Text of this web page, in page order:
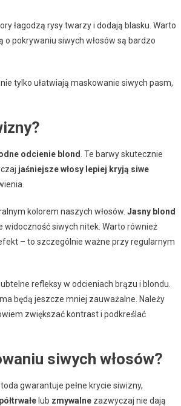
łagodzą rysy twarzy i dodają blasku. Warto
pokrywaniu siwych włosów są bardzo
nie tylko ułatwiają maskowanie siwych pasm,
odcienie blond . Te barwy skutecznie
jaśniejsze włosy lepiej kryją siwe
kolorem naszych włosów. Jasny blond
siwych nitek. Warto również
– to szczególnie ważne przy regularnym
refleksy w odcieniach brązu i blondu.
będą jeszcze mniej zauważalne. Należy
zwiększać kontrast i podkreślać
siwych włosów?
gwarantuje pełne krycie siwizny,
lub zmywalne zazwyczaj nie dają